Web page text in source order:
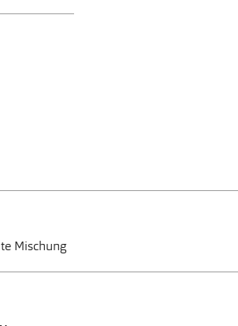
Mischung